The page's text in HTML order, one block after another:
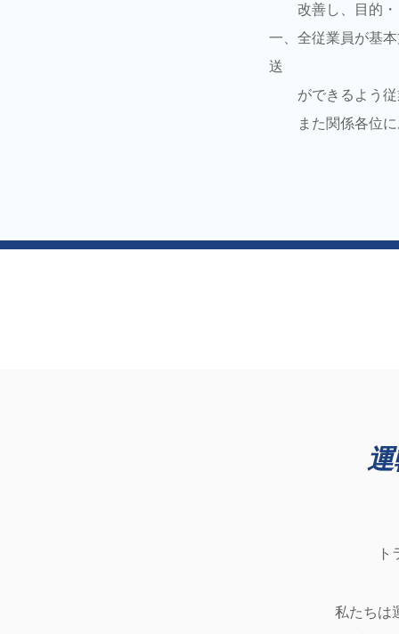
改善し、
目的
一、全従業員が基
送
ができるよう従
また関係各位に
私たちは